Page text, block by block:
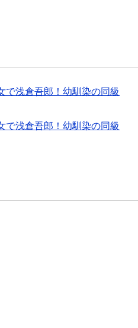
で浅倉吾郎！幼馴染の同級
で浅倉吾郎！幼馴染の同級